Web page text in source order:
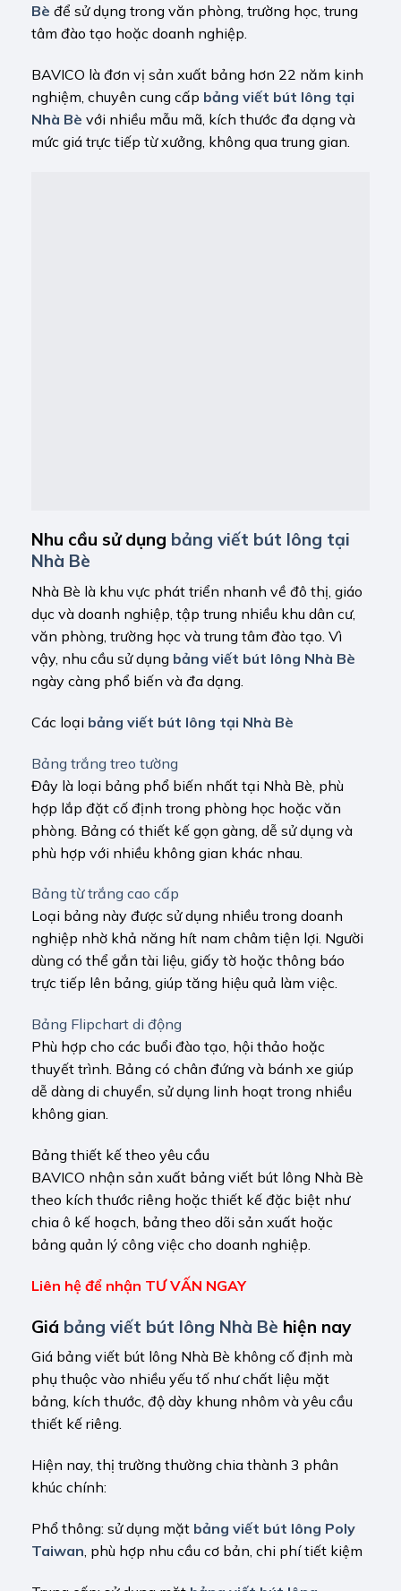
Bè để sử dụng trong văn phòng, trường học, trung
tâm đào tạo hoặc doanh nghiệp.
BAVICO là đơn vị sản xuất bảng hơn 22 năm kinh
nghiệm, chuyên cung cấp bảng viết bút lông tại
Nhà Bè với nhiều mẫu mã, kích thước đa dạng và
mức giá trực tiếp từ xưởng, không qua trung gian.
Nhu cầu sử dụng bảng viết bút lông tại
Nhà Bè
Nhà Bè là khu vực phát triển nhanh về đô thị, giáo
dục và doanh nghiệp, tập trung nhiều khu dân cư,
văn phòng, trường học và trung tâm đào tạo. Vì
vậy, nhu cầu sử dụng bảng viết bút lông Nhà Bè
ngày càng phổ biến và đa dạng.
Các loại bảng viết bút lông tại Nhà Bè
Bảng trắng treo tường
Đây là loại bảng phổ biến nhất tại Nhà Bè, phù
hợp lắp đặt cố định trong phòng học hoặc văn
phòng. Bảng có thiết kế gọn gàng, dễ sử dụng và
phù hợp với nhiều không gian khác nhau.
Bảng từ trắng cao cấp
Loại bảng này được sử dụng nhiều trong doanh
nghiệp nhờ khả năng hít nam châm tiện lợi. Người
dùng có thể gắn tài liệu, giấy tờ hoặc thông báo
trực tiếp lên bảng, giúp tăng hiệu quả làm việc.
Bảng Flipchart di động
Phù hợp cho các buổi đào tạo, hội thảo hoặc
thuyết trình. Bảng có chân đứng và bánh xe giúp
dễ dàng di chuyển, sử dụng linh hoạt trong nhiều
không gian.
Bảng thiết kế theo yêu cầu
BAVICO nhận sản xuất bảng viết bút lông Nhà Bè
theo kích thước riêng hoặc thiết kế đặc biệt như
chia ô kế hoạch, bảng theo dõi sản xuất hoặc
bảng quản lý công việc cho doanh nghiệp.
Liên hệ để nhận TƯ VẤN NGAY
Giá bảng viết bút lông Nhà Bè hiện nay
Giá bảng viết bút lông Nhà Bè không cố định mà
phụ thuộc vào nhiều yếu tố như chất liệu mặt
bảng, kích thước, độ dày khung nhôm và yêu cầu
thiết kế riêng.
Hiện nay, thị trường thường chia thành 3 phân
khúc chính:
Phổ thông: sử dụng mặt bảng viết bút lông Poly
Taiwan , phù hợp nhu cầu cơ bản, chi phí tiết kiệm